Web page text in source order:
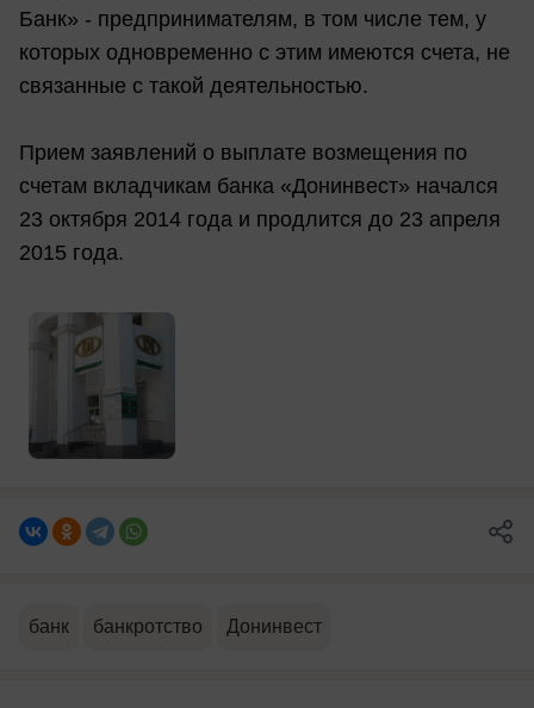
Банк» - предпринимателям, в том числе тем, у
которых одновременно с этим имеются счета, не
связанные с такой деятельностью.
Прием заявлений о выплате возмещения по
счетам вкладчикам банка «Донинвест» начался
23 октября 2014 года и продлится до 23 апреля
2015 года.
банк банкротство Донинвест